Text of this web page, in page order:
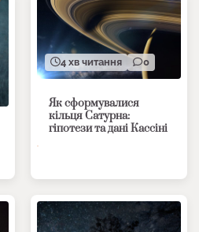
4 хв читання 0
Як сформувалися
кільця Сатурна:
гіпотези та дані Кассіні